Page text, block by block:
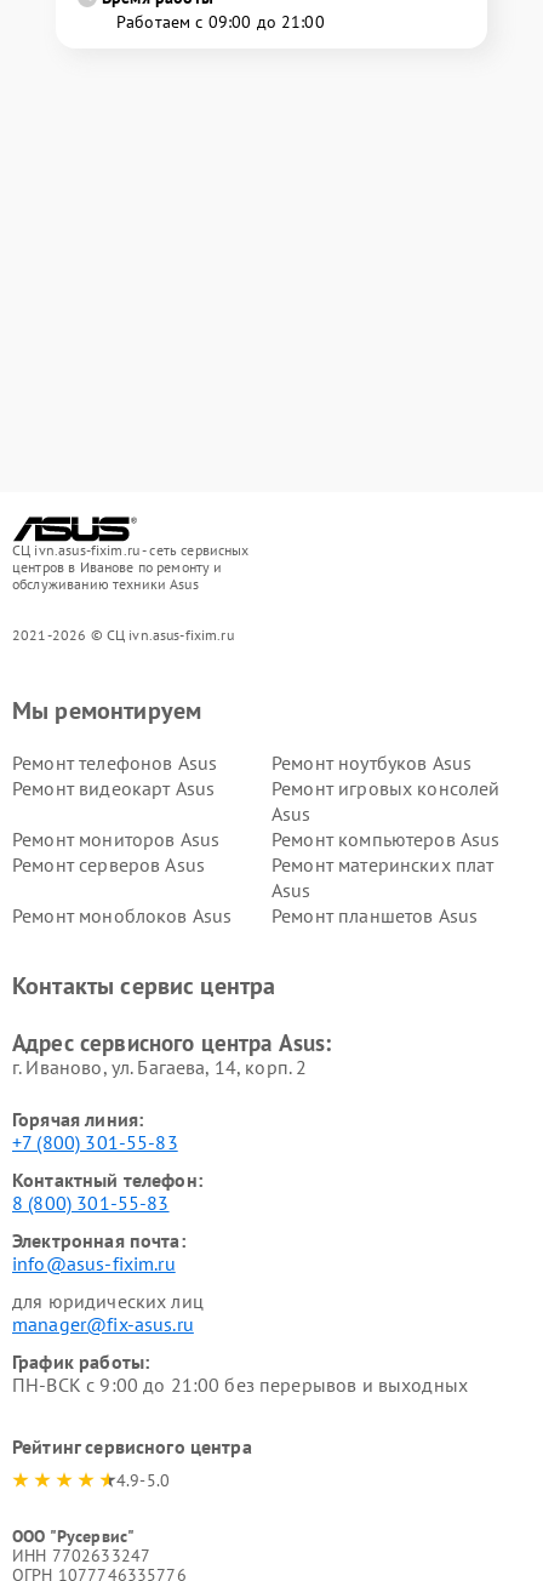
Работаем с 09:00 до 21:00
СЦ ivn.asus-fixim.ru - сеть сервисных
центров в Иванове по ремонту и
обслуживанию техники Asus
2021-2026 © СЦ ivn.asus-fixim.ru
Мы ремонтируем
Ремонт телефонов Asus
Ремонт ноутбуков Asus
Ремонт видеокарт Asus
Ремонт игровых консолей
Asus
Ремонт мониторов Asus
Ремонт компьютеров Asus
Ремонт серверов Asus
Ремонт материнских плат
Asus
Ремонт моноблоков Asus
Ремонт планшетов Asus
Контакты сервис центра
Адрес сервисного центра Asus:
г. Иваново, ул. Багаева, 14, корп. 2
Горячая линия:
+7 (800) 301-55-83
Контактный телефон:
8 (800) 301-55-83
Электронная почта:
info@asus-fixim.ru
для юридических лиц
manager@fix-asus.ru
График работы:
ПН-ВСК с 9:00 до 21:00 без перерывов и выходных
Рейтинг сервисного центра
4.9-5.0
ООО "Русервис"
ИНН 7702633247
ОГРН 1077746335776